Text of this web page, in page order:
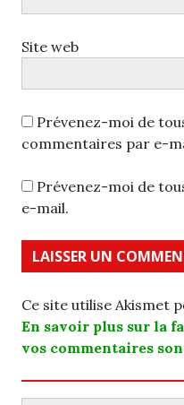
Site web
Prévenez-moi de
commentaires par e-
Prévenez-moi de
e-mail.
Ce site utilise Akismet
En savoir plus sur la
vos commentaires